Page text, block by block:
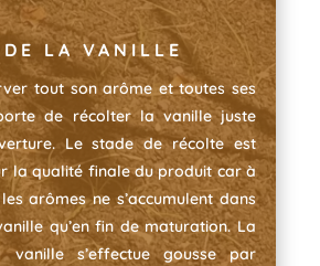
DE LA VANILLE
tout son arôme et toutes ses
de récolter la vanille juste
Le stade de récolte est
la qualité finale du produit car à
arômes ne s’accumulent dans
qu’en fin de maturation. La
s’effectue gousse par